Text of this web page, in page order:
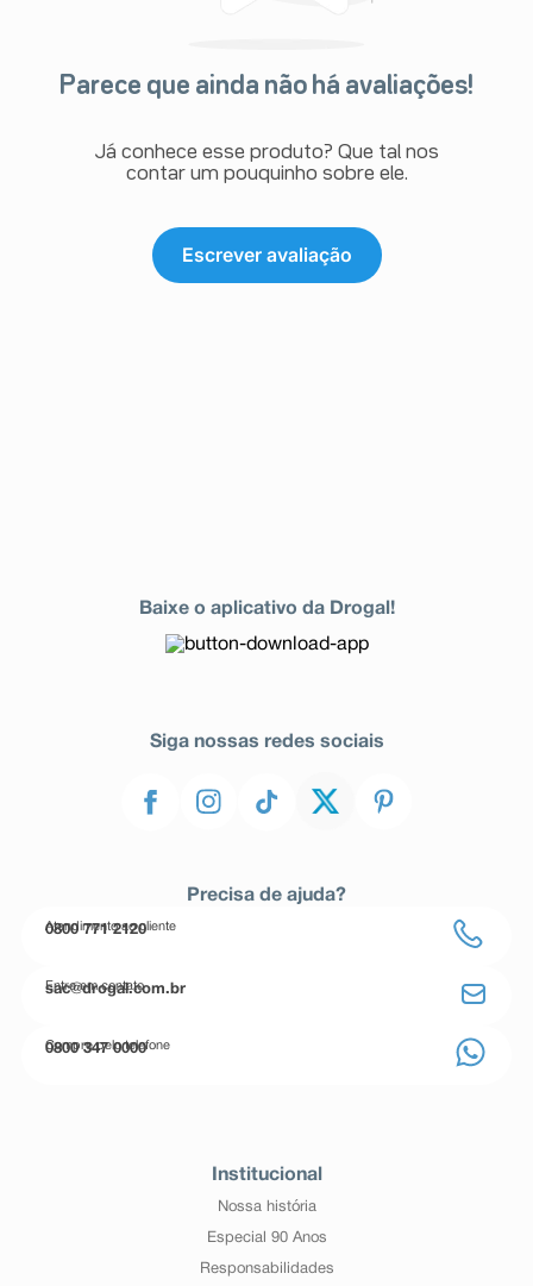
Parece que ainda não há avaliações!
Já conhece esse produto? Que tal nos
contar um pouquinho sobre ele.
Escrever avaliação
Baixe o aplicativo da Drogal!
Siga nossas redes sociais
Precisa de ajuda?
Atendimento ao cliente
0800 771 2120
Entre em contato
sac@drogal.com.br
Compre pelo telefone
0800 347 0000
Institucional
Nossa história
Especial 90 Anos
Responsabilidades